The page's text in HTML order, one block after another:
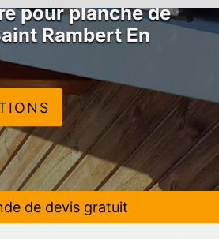
pour planche de
Rambert En
de devis gratuit